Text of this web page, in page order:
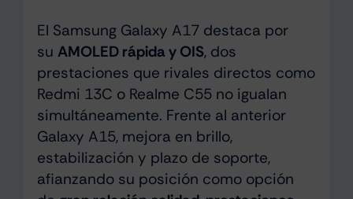
El Samsung Galaxy A17 destaca por
su AMOLED rápida y OIS, dos
prestaciones que rivales directos como
Redmi 13C o Realme C55 no igualan
simultáneamente. Frente al anterior
Galaxy A15, mejora en brillo,
estabilización y plazo de soporte,
afianzando su posición como opción